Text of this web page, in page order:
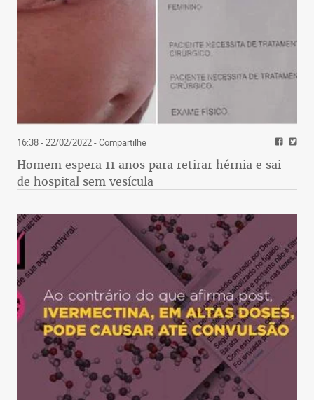
16:38 - 22/02/2022- Compartilhe
Homem espera 11 anos para retirar hérnia e sai
de hospital sem vesícula